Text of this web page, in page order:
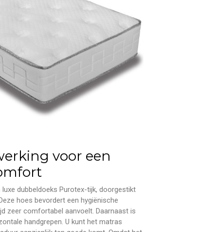
voor een
dubbeldoeks Purotex-tijk, doorgestikt
hoes bevordert een hygiënische
zeer comfortabel aanvoelt. Daarnaast is
handgrepen. U kunt het matras